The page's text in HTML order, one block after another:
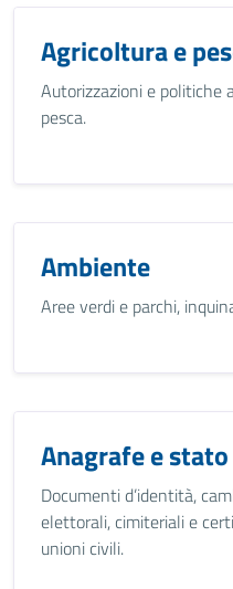
Agricoltura e
Autorizzazioni e politiche
pesca.
Ambiente
Aree verdi e parchi,
Anagrafe e
Documenti d’identità,
elettorali, cimiteriali e
unioni civili.